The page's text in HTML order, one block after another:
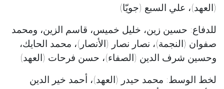
(العهد)، علي السبع (جويّا)
للدفاع: حسين زين، خليل خميس، قاسم الزين، ومحمد
صفوان (النجمة)، نصار نصار (الأنصار)، محمد الحايك،
وحسين شرف الدين (الصفاء)، حسن فرحات (العهد)
لخط الوسط: محمد حيدر (العهد)، أحمد خير الدين